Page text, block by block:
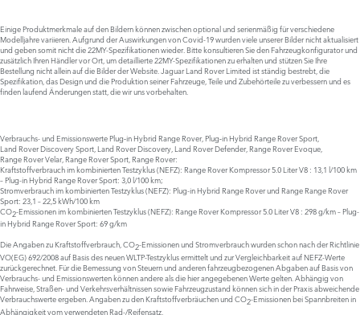
Einige Produktmerkmale auf den Bildern können zwischen optional und serienmäßig für verschiedene
Modelljahre variieren. Aufgrund der Auswirkungen von Covid-19 wurden viele unserer Bilder nicht aktualisiert
und geben somit nicht die 22MY-Spezifikationen wieder. Bitte konsultieren Sie den Fahrzeugkonfigurator und
zusätzlich Ihren Händler vor Ort, um detaillierte 22MY-Spezifikationen zu erhalten und stützen Sie Ihre
Bestellung nicht allein auf die Bilder der Website. Jaguar Land Rover Limited ist ständig bestrebt, die
Spezifikation, das Design und die Produktion seiner Fahrzeuge, Teile und Zubehörteile zu verbessern und es
finden laufend Änderungen statt, die wir uns vorbehalten.
Verbrauchs- und Emissionswerte Plug‑in Hybrid Range Rover, Plug‑in Hybrid Range Rover Sport,
Land Rover Discovery Sport, Land Rover Discovery, Land Rover Defender, Range Rover Evoque,
Range Rover Velar, Range Rover Sport, Range Rover:
Kraftstoffverbrauch im kombinierten Testzyklus (NEFZ): Range Rover Kompressor 5.0 Liter V8 : 13,1 l/100 km
– Plug-in Hybrid Range Rover Sport: 3,0 l/100 km;
Stromverbrauch im kombinierten Testzyklus (NEFZ): Plug-in Hybrid Range Rover und Range Range Rover
Sport: 23,1 – 22,5 kWh/100 km
CO2-Emissionen im kombinierten Testzyklus (NEFZ): Range Rover Kompressor 5.0 Liter V8 : 298 g/km – Plug-
in Hybrid Range Rover Sport: 69 g/km
Die Angaben zu Kraftstoffverbrauch, CO2-Emissionen und Stromverbrauch wurden schon nach der Richtlinie
VO(EG) 692/2008 auf Basis des neuen WLTP-Testzyklus ermittelt und zur Vergleichbarkeit auf NEFZ-Werte
zurückgerechnet. Für die Bemessung von Steuern und anderen fahrzeugbezogenen Abgaben auf Basis von
Verbrauchs- und Emissionswerten können andere als die hier angegebenen Werte gelten. Abhängig von
Fahrweise, Straßen- und Verkehrsverhältnissen sowie Fahrzeugzustand können sich in der Praxis abweichende
Verbrauchswerte ergeben. Angaben zu den Kraftstoffverbräuchen und CO2-Emissionen bei Spannbreiten in
Abhängigkeit vom verwendeten Rad-/Reifensatz.